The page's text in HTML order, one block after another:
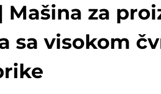
Mašina za
sa visokom